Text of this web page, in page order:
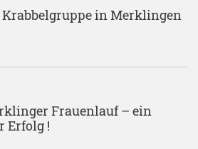
Krabbelgruppe in Merklingen
Frauenlauf – ein
Erfolg !